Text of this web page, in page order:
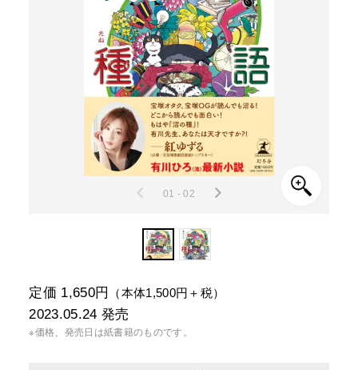
01 - 02
定価 1,650円 （本体1,500円＋税）
2023.05.24 発売
※価格、発売日は紙書籍のものです。